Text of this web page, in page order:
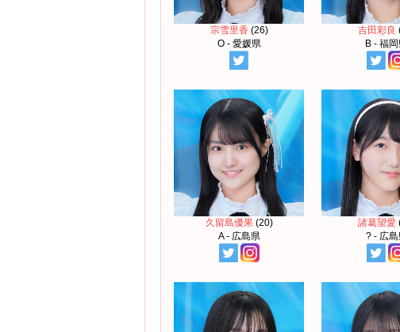
宗雪里香 (26)
O - 愛媛県
吉田彩良
B - 福岡
久留島優果(20)
A - 広島県
諸葛望愛
? - 広島